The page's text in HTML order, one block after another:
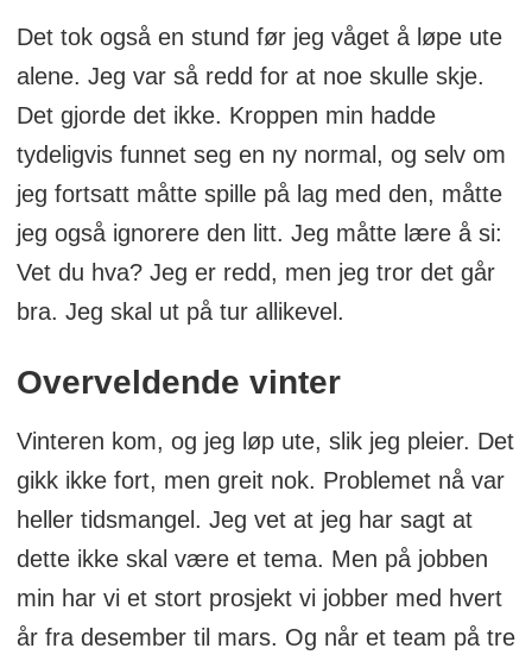
Det tok også en stund før jeg våget å løpe ute
alene. Jeg var så redd for at noe skulle skje.
Det gjorde det ikke. Kroppen min hadde
tydeligvis funnet seg en ny normal, og selv om
jeg fortsatt måtte spille på lag med den, måtte
jeg også ignorere den litt. Jeg måtte lære å si:
Vet du hva? Jeg er redd, men jeg tror det går
bra. Jeg skal ut på tur allikevel.
Overveldende vinter
Vinteren kom, og jeg løp ute, slik jeg pleier. Det
gikk ikke fort, men greit nok. Problemet nå var
heller tidsmangel. Jeg vet at jeg har sagt at
dette ikke skal være et tema. Men på jobben
min har vi et stort prosjekt vi jobber med hvert
år fra desember til mars. Og når et team på tre